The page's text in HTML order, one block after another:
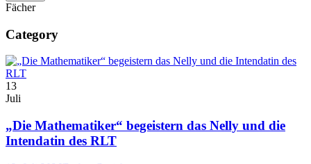
Fächer
Category
13
Juli
„Die Mathematiker“ begeistern das Nelly und die
Intendatin des RLT